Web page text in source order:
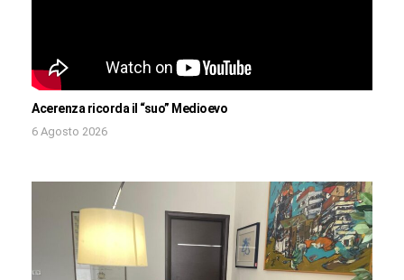
Acerenza ricorda il “suo” Medioevo
6 Agosto 2026